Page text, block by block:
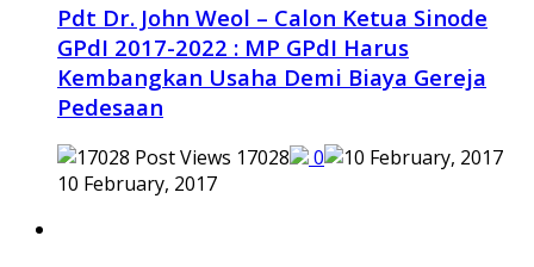
Pdt Dr. John Weol – Calon Ketua Sinode
GPdI 2017-2022 : MP GPdI Harus
Kembangkan Usaha Demi Biaya Gereja
Pedesaan
17028
0
10 February, 2017